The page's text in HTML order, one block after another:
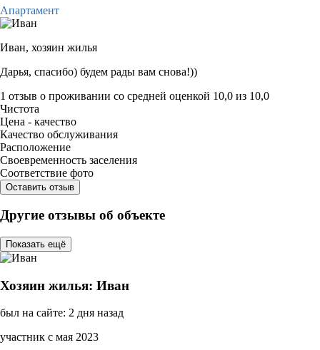
Апартамент
Иван, хозяин жилья
Дарья, спасибо) будем рады вам снова!))
1 отзыв о проживании со средней оценкой 10,0 из 10,0
Чистота
Цена - качество
Качество обслуживания
Расположение
Своевременность заселения
Соответствие фото
Оставить отзыв
Другие отзывы об объекте
Показать ещё
Хозяин жилья: Иван
был на сайте: 2 дня назад
участник с мая 2023